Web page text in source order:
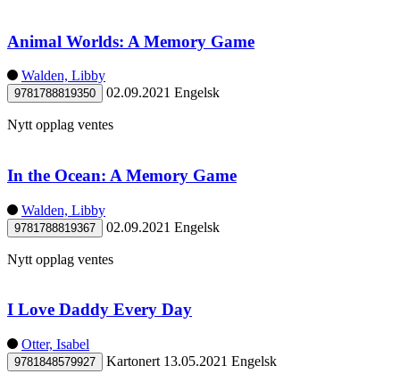
Animal Worlds: A Memory Game
Walden, Libby
9781788819350 02.09.2021 Engelsk
Nytt opplag ventes
In the Ocean: A Memory Game
Walden, Libby
9781788819367 02.09.2021 Engelsk
Nytt opplag ventes
I Love Daddy Every Day
Otter, Isabel
9781848579927 Kartonert 13.05.2021 Engelsk